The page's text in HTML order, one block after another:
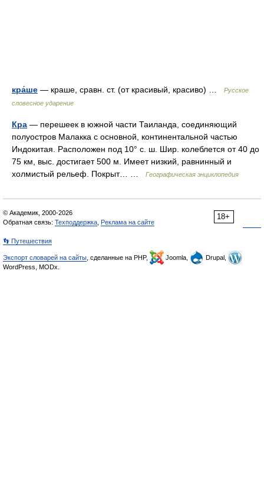
кра́ше — краше, сравн. ст. (от красивый, красиво) …
Русское
словесное ударение
Кра — перешеек в южной части Таиланда, соединяющий
полуостров Малакка с основной, континентальной частью
Индокитая. Расположен под 10° с. ш. Шир. колеблется от 40 до
75 км, выс. достигает 500 м. Имеет низкий, равнинный и
холмистый рельеф. Покрыт… …
Географическая энциклопедия
18+
© Академик, 2000-2026
Обратная связь: Техподдержка Реклама на сайте
👣 Путешествия
Экспорт словарей на сайты , сделанные на PHP, Joomla,
Drupal,
WordPress, MODx.